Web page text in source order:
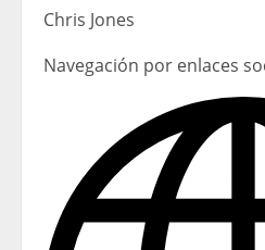
Chris Jones
Navegación por enlaces